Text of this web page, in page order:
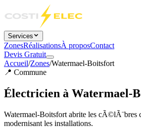
Services
ZonesRéalisationsÀ proposContact
Devis Gratuit
Accueil/Zones/Watermael-Boitsfort
📍 Commune
Électricien à Watermael-
Watermael-Boitsfort abrite les
modernisant les installations.